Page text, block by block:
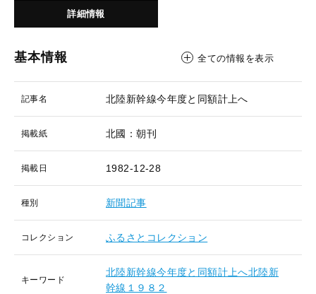
詳細情報
基本情報 全ての情報を表示
記事名 北陸新幹線今年度と同額計上へ
掲載紙 北國：朝刊
掲載日 1982-12-28
種別 新聞記事
コレクション ふるさとコレクション
キーワード
北陸新幹線今年度と同額計上へ北陸新
幹線１９８２